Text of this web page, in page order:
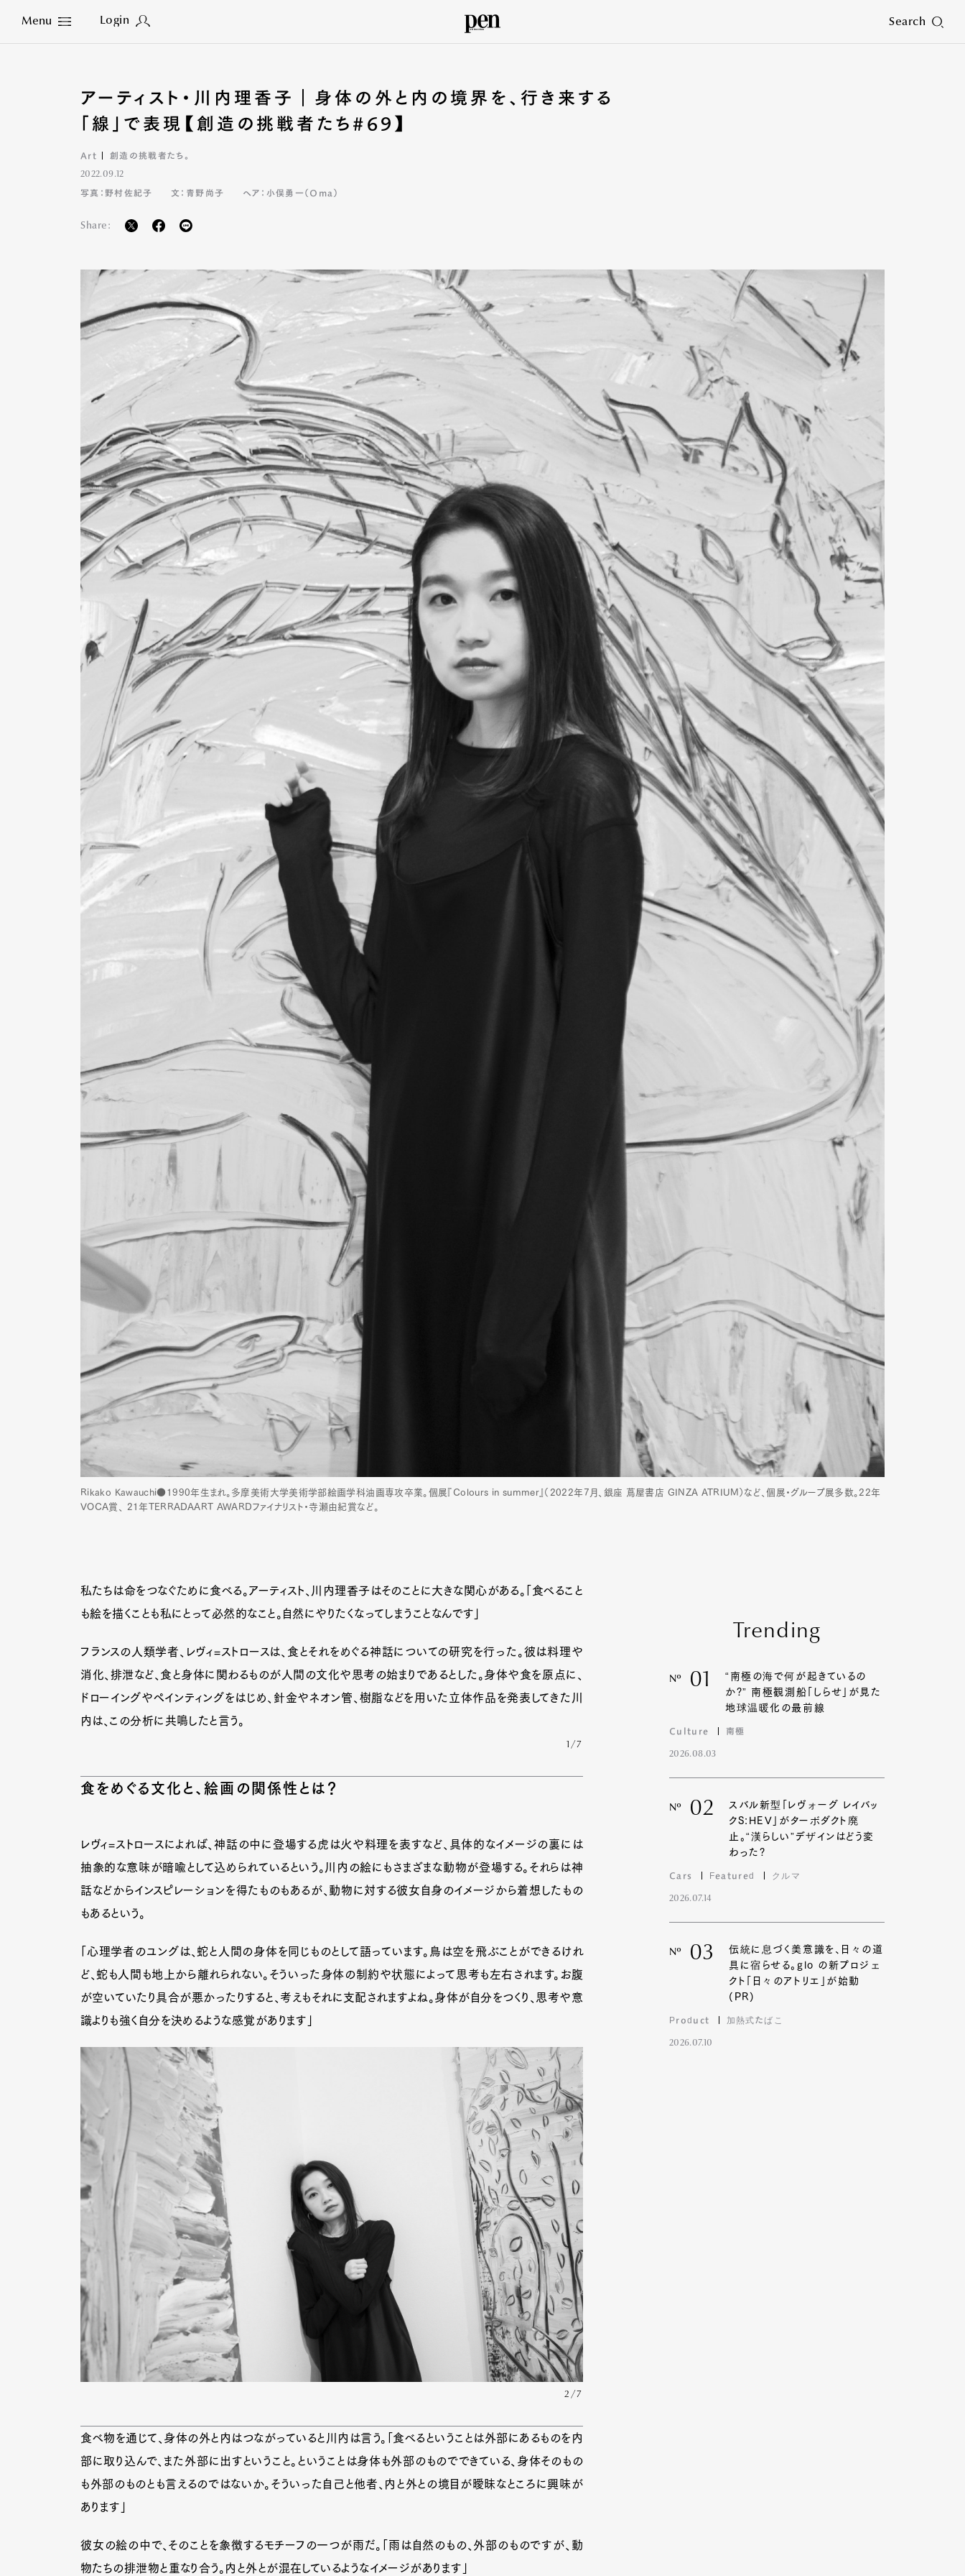
Menu Login Search
Close
Pen Membership Magazine Official Columnist
アーティスト・川内理香子｜身体の外と内の境界を、行き来する
「線」で表現【創造の挑戦者たち#69】
Art 創造の挑戦者たち。
2022.09.12
写真：野村佐紀子 文：青野尚子 ヘア：小俣勇一（Oma）
Share:
Rikako Kawauchi●1990年生まれ。多摩美術大学美術学部絵画学科油画専攻卒業。個展『Colours in summer』（2022年7月、銀座 蔦屋書店 GINZA ATRIUM）など、個展・グループ展多数。22年
VOCA賞、 21年TERRADAART AWARDファイナリスト・寺瀬由紀賞など。
私たちは命をつなぐために食べる。アーティスト、川内理香子はそのことに大きな関心がある。「食べること
も絵を描くことも私にとって必然的なこと。自然にやりたくなってしまうことなんです」
フランスの人類学者、レヴィ=ストロースは、食とそれをめぐる神話についての研究を行った。彼は料理や
消化、排泄など、食と身体に関わるものが人間の文化や思考の始まりであるとした。身体や食を原点に、
ドローイングやペインティングをはじめ、針金やネオン管、樹脂などを用いた立体作品を発表してきた川
内は、この分析に共鳴したと言う。
1/7
食をめぐる文化と、絵画の関係性とは？
レヴィ=ストロースによれば、神話の中に登場する虎は火や料理を表すなど、具体的なイメージの裏には
抽象的な意味が暗喩として込められているという。川内の絵にもさまざまな動物が登場する。それらは神
話などからインスピレーションを得たものもあるが、動物に対する彼女自身のイメージから着想したもの
もあるという。
「心理学者のユングは、蛇と人間の身体を同じものとして語っています。鳥は空を飛ぶことができるけれ
ど、蛇も人間も地上から離れられない。そういった身体の制約や状態によって思考も左右されます。お腹
が空いていたり具合が悪かったりすると、考えもそれに支配されますよね。身体が自分をつくり、思考や意
識よりも強く自分を決めるような感覚があります」
2/7
食べ物を通じて、身体の外と内はつながっていると川内は言う。「食べるということは外部にあるものを内
部に取り込んで、また外部に出すということ。ということは身体も外部のものでできている、身体そのもの
も外部のものとも言えるのではないか。そういった自己と他者、内と外との境目が曖昧なところに興味が
あります」
彼女の絵の中で、そのことを象徴するモチーフの一つが雨だ。「雨は自然のもの、外部のものですが、動
物たちの排泄物と重なり合う。内と外とが混在しているようなイメージがあります」
Trending
Nº 01
“南極の海で何が起きているの
か?” 南極観測船「しらせ」が見た
地球温暖化の最前線
Culture 南極
2026.08.03
Nº 02
スバル新型「レヴォーグ レイバッ
クS:HEV」がターボダクト廃
止。“漢らしい”デザインはどう変
わった?
Cars Featured クルマ
2026.07.14
Nº 03
伝統に息づく美意識を、日々の道
具に宿らせる。glo の新プロジェ
クト「日々のアトリエ」が始動
(PR)
Product 加熱式たばこ
2026.07.10